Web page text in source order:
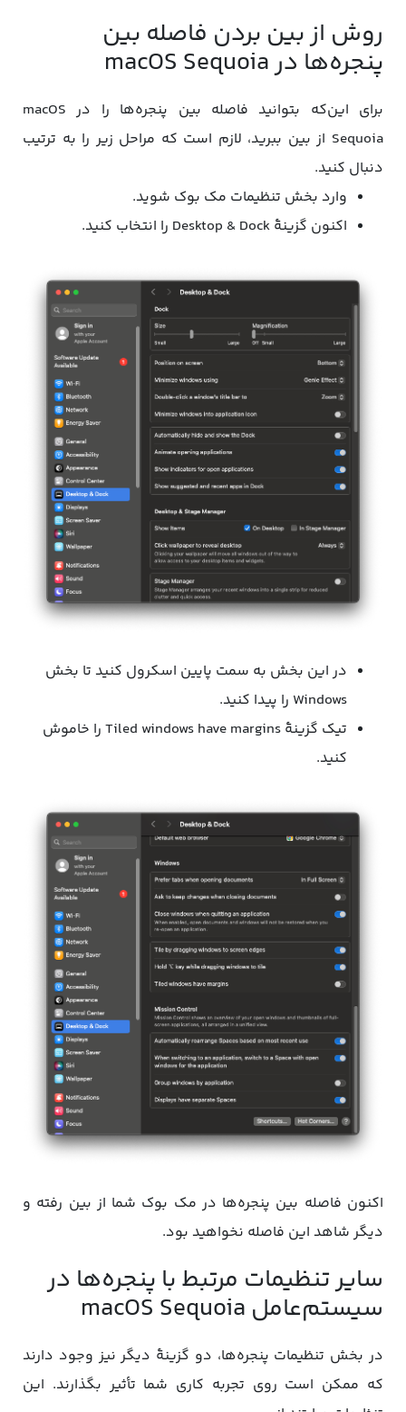
روش از بین بردن فاصله بین
پنجره‌ها در macOS Sequoia
برای این‌که بتوانید فاصله بین پنجره‌ها را در macOS
Sequoia از بین ببرید، لازم است که مراحل زیر را به ترتیب
دنبال کنید.
وارد بخش تنظیمات مک بوک شوید.
اکنون گزینۀ Desktop & Dock را انتخاب کنید.
در این بخش به سمت پایین اسکرول کنید تا بخش
Windows را پیدا کنید.
تیک گزینۀ Tiled windows have margins را خاموش
کنید.
اکنون فاصله بین پنجره‌ها در مک بوک شما از بین رفته و
دیگر شاهد این فاصله نخواهید بود.
سایر تنظیمات مرتبط با پنجره‌ها در
سیستم‌عامل macOS Sequoia
در بخش تنظیمات پنجره‌ها، دو گزینۀ دیگر نیز وجود دارند
که ممکن است روی تجربه کاری شما تأثیر بگذارند. این